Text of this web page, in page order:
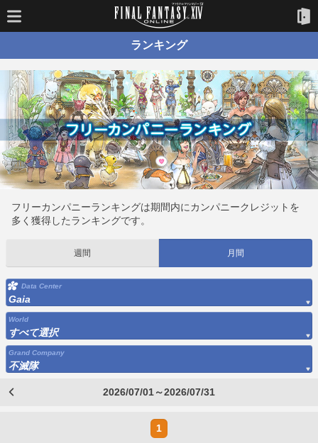
ランキング
フリーカンパニーランキングは期間内にカンパニークレジットを
多く獲得したランキングです。
週間 月間
Data Center
Gaia
World
すべて選択
Grand Company
不滅隊
2026/07/01～2026/07/31
1